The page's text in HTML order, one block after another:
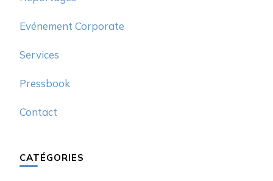
Evénement Corporate
Services
Pressbook
Contact
CATÉGORIES